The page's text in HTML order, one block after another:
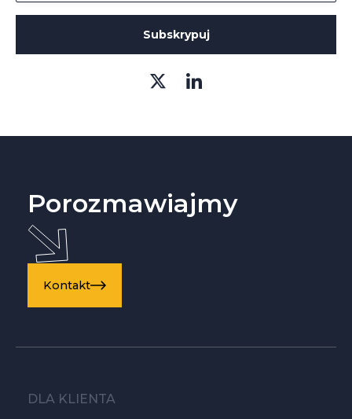
sprzedaży nieruchomości w Warszawie na
Ochocie. Posiadanie aktualnego świadectwa
energetycznego jest nie tylko obowiązkiem
prawnym, ale także korzystne dla
Porozmawiajmy
Kontakt
DLA KLIENTA